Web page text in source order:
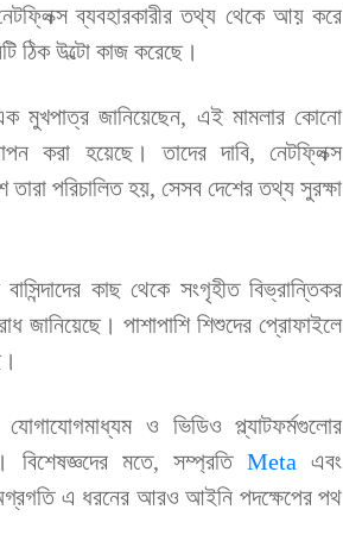
ব্যবহারকারীর তথ্য থেকে আয় করে
ঠিক উল্টো কাজ করেছে।
মুখপাত্র জানিয়েছেন, এই মামলার কোনো
হয়েছে। তাদের দাবি, নেটফ্লিক্স
পরিচালিত হয়, সেসব দেশের তথ্য সুরক্ষা
কাছ থেকে সংগৃহীত বিভ্রান্তিকর
জানিয়েছে। পাশাপাশি শিশুদের প্রোফাইলে
ও ভিডিও প্ল্যাটফর্মগুলোর
বিশেষজ্ঞদের মতে, সম্প্রতিMeta এবং
অগ্রগতি এ ধরনের আরও আইনি পদক্ষেপের পথ